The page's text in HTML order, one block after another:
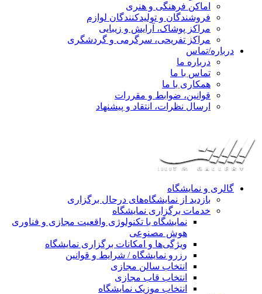
اماکن فرهنگی و هنری
فروشندگان و تولیدکنندگان لوازم
مراکز پوشاک، آرایش و زیبایی
مراکز تفریحی، سرگرمی و گردشگری
درباره/تماس
درباره ما
تماس با ما
همکاری با ما
قوانین، ضوابط و مقررات
ارسال نظرات، انتقاد و پیشنهاد
گالری و نمایشگاه
بازدید از نمایشگاه‌های درحال برگزاری
خدمات برگزاری نمایشگاه
نمایشگاه با تکنولوژی واقعیت مجازی و فناوری
هوش مصنوعی
ویژگی‌ها و امکانات برگزاری نمایشگاه
رزرو نمایشگاه / شرایط و قوانین
انتخاب سالن مجازی
انتخاب قاب مجازی
انتخاب موزیک نمایشگاه